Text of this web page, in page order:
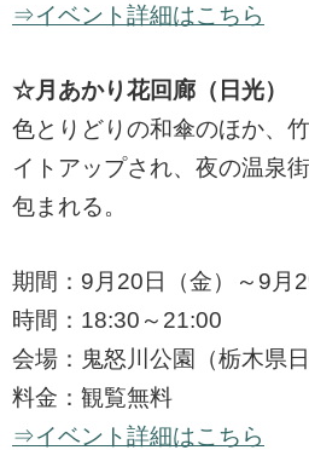
⇒イベント詳細はこちら
☆月あかり花回廊（日光）
色とりどりの和傘のほか、
イトアップされ、夜の温泉
包まれる。
期間：9月20日（金）～9月
時間：18:30～21:00
会場：鬼怒川公園（栃木県
料金：観覧無料
⇒イベント詳細はこちら